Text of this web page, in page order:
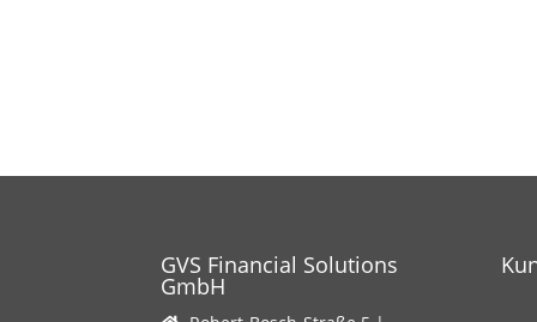
GVS Financial Solutions
GmbH